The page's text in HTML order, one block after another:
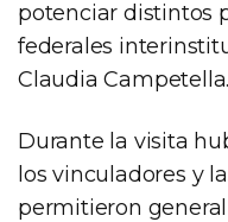
potenciar distintos
federales
Claudia Campetella.
Durante la visita
los vinculadores y
permitieron